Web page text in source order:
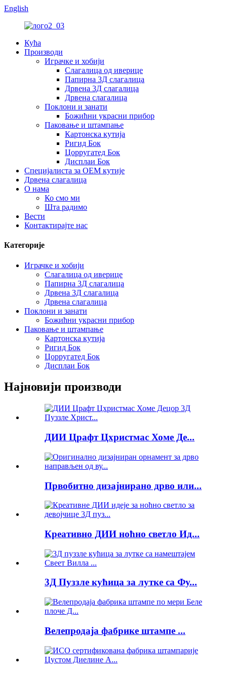
English
Кућа
Производи
Играчке и хобији
Слагалица од иверице
Папирна 3Д слагалица
Дрвена 3Д слагалица
Дрвена слагалица
Поклони и занати
Божићни украсни прибор
Паковање и штампање
Картонска кутија
Ригид Бок
Цорругатед Бок
Дисплаи Бок
Специјалиста за ОЕМ кутије
Дрвена слагалица
О нама
Ко смо ми
Шта радимо
Вести
Контактирајте нас
Категорије
Играчке и хобији
Слагалица од иверице
Папирна 3Д слагалица
Дрвена 3Д слагалица
Дрвена слагалица
Поклони и занати
Божићни украсни прибор
Паковање и штампање
Картонска кутија
Ригид Бок
Цорругатед Бок
Дисплаи Бок
Најновији производи
ДИИ Црафт Цхристмас Хоме Де...
Првобитно дизајнирано дрво или...
Креативно ДИИ ноћно светло Ид...
3Д Пуззле кућица за лутке са Фу...
Велепродаја фабрике штампе ...